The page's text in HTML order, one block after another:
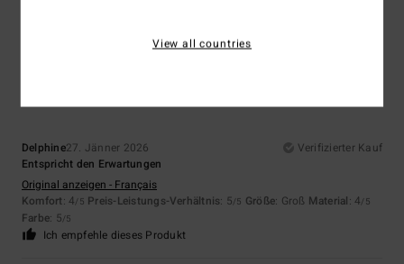
4
Delphine27. Jänner 2026
Verifizierter Kauf
Entspricht den Erwartungen
Original anzeigen - Français
Komfort: 4/5 Preis-Leistungs-Verhältnis: 5/5 Größe: Groß Material: 4/5
Farbe: 5/5
Ich empfehle dieses Produkt
View all countries